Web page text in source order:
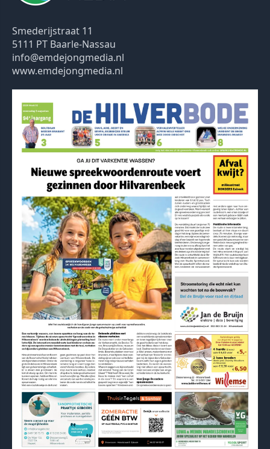
Smederijstraat 11
5111 PT Baarle-Nassau
info@emdejongmedia.nl
www.emdejongmedia.nl